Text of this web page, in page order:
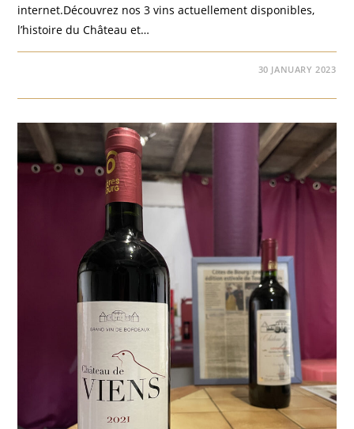
internet.Découvrez nos 3 vins actuellement disponibles,
l’histoire du Château et…
30 JANUARY 2023